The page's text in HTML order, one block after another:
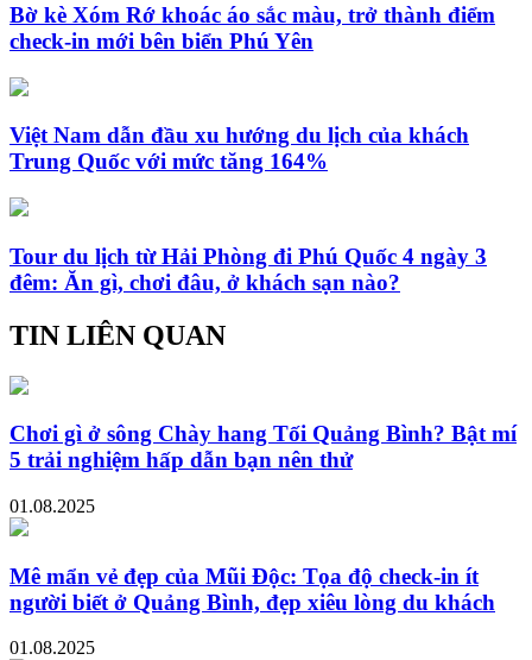
Bờ kè Xóm Rớ khoác áo sắc màu, trở thành điểm
check-in mới bên biển Phú Yên
Việt Nam dẫn đầu xu hướng du lịch của khách
Trung Quốc với mức tăng 164%
Tour du lịch từ Hải Phòng đi Phú Quốc 4 ngày 3
đêm: Ăn gì, chơi đâu, ở khách sạn nào?
TIN LIÊN QUAN
Chơi gì ở sông Chày hang Tối Quảng Bình? Bật mí
5 trải nghiệm hấp dẫn bạn nên thử
01.08.2025
Mê mẩn vẻ đẹp của Mũi Độc: Tọa độ check-in ít
người biết ở Quảng Bình, đẹp xiêu lòng du khách
01.08.2025